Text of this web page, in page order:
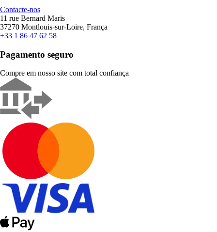
Contacte-nos
11 rue Bernard Maris
37270 Montlouis-sur-Loire, França
+33 1 86 47 62 58
Pagamento seguro
Compre em nosso site com total confiança